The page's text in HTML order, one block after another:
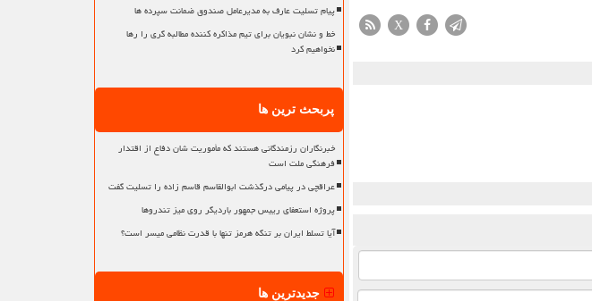
X
پیام تسلیت عارف به مدیرعامل صندوق ضمانت سپرده ها
خط و نشان نبویان برای تیم مذاکره کننده مطالبه گری را رها
نخواهیم کرد
پربحث ترین ها
خبرنگاران رزمندگانی هستند که مأموریت شان دفاع از اقتدار
فرهنگی ملت است
عراقچی در پیامی درگذشت ابوالقاسم قاسم زاده را تسلیت گفت
پروژه استعفای رییس جمهور باردیگر روی میز تندروها
آیا تسلط ایران بر تنگه هرمز تنها با قدرت نظامی میسر است؟
جدیدترین ها